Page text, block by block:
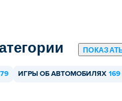
ИГРЫ ОБ АВТОМОБИЛЯХ 169